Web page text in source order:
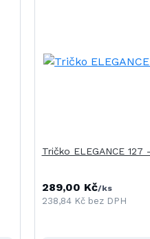
Tričko ELEGANCE 127
289,00 Kč/ks
238,84 Kč bez DPH